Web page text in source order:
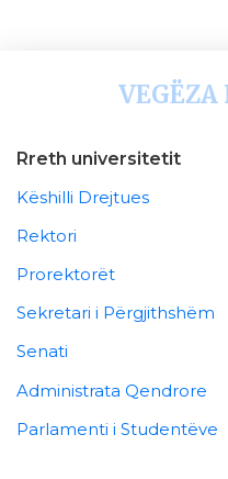
VEGËZA
Rreth universitetit
Këshilli Drejtues
Rektori
Prorektorët
Sekretari i Përgjithshëm
Senati
Administrata Qendrore
Parlamenti i Studentëve